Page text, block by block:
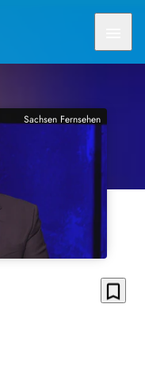
Sachsen Fernsehen
bookmark_border